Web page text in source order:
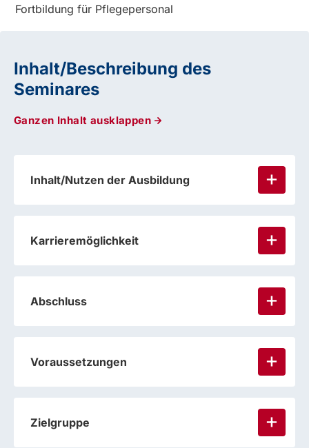
Fortbildung für Pflegepersonal
Inhalt/Beschreibung des
Seminares
Ganzen Inhalt ausklappen
Inhalt/Nutzen der Ausbildung
Herz-Kreislauf-System
Atmungs-System
Sie lernen auch:
Karrieremöglichkeit
Abschluss
Voraussetzungen
Zielgruppe